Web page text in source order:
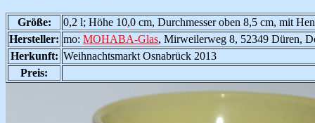
Größe:
0,2 l; Höhe 10,0 cm, Durchmesser oben 8,5 cm, mit
Hersteller: mo: MOHABA-Glas, Mirweilerweg 8, 52349 Düren,
Herkunft: Weihnachtsmarkt Osnabrück 2013
Preis: